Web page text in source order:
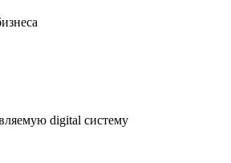
digital систему